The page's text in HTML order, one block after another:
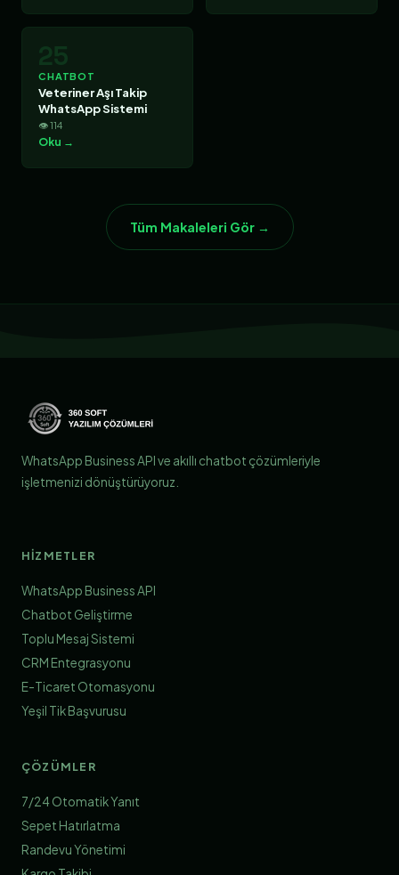
25
CHATBOT
Veteriner Aşı Takip
WhatsApp Sistemi
👁 114
Oku →
Tüm Makaleleri Gör →
WhatsApp Business API ve akıllı chatbot çözümleriyle
işletmenizi dönüştürüyoruz.
HIZMETLER
WhatsApp Business API
Chatbot Geliştirme
Toplu Mesaj Sistemi
CRM Entegrasyonu
E-Ticaret Otomasyonu
Yeşil Tik Başvurusu
ÇÖZÜMLER
7/24 Otomatik Yanıt
Sepet Hatırlatma
Randevu Yönetimi